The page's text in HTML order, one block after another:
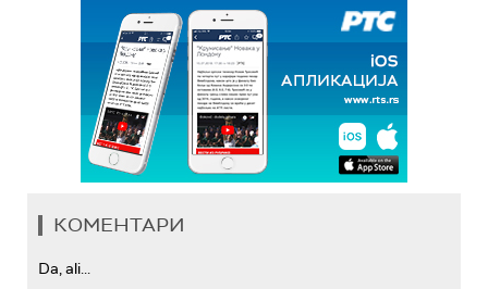
КОМЕНТАРИ
Da, ali...